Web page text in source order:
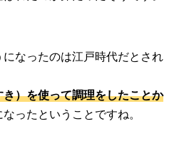
なったのは江戸時代だとされ
）を使って調理をしたことか
ったということですね。